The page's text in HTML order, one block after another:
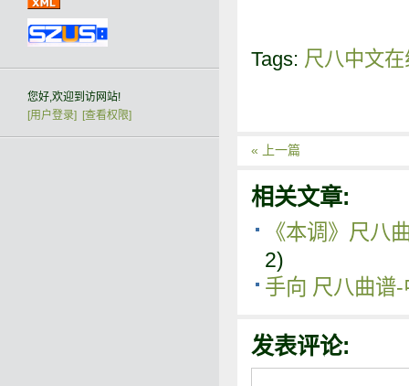
Tags: 尺八中文在
« 上一篇
相关文章:
《本调》尺八
2)
手向 尺八曲谱
发表评论:
您好,欢迎到访网站!
[用户登录]
[查看权限]